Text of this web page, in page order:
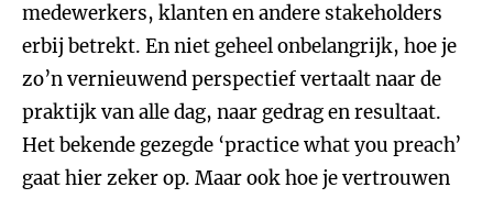
medewerkers, klanten en andere stakeholders
erbij betrekt. En niet geheel onbelangrijk, hoe je
zo’n vernieuwend perspectief vertaalt naar de
praktijk van alle dag, naar gedrag en resultaat.
Het bekende gezegde ‘practice what you preach’
gaat hier zeker op. Maar ook hoe je vertrouwen